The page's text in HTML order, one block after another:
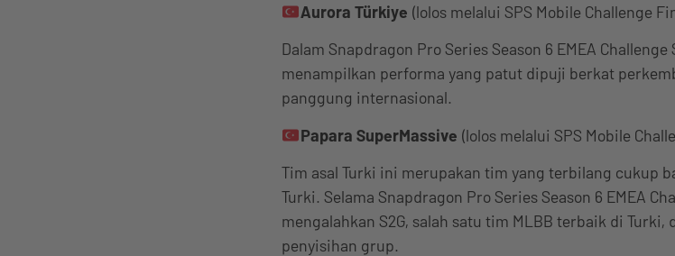
Aurora Türkiye (lolos melalui SPS Mobile Challenge
Dalam Snapdragon Pro Series Season 6 EMEA
menampilkan performa yang patut dipuji berkat
panggung internasional.
Papara SuperMassive (lolos melalui SPS Mobile
Tim asal Turki ini merupakan tim yang terbilang cukup
Turki. Selama Snapdragon Pro Series Season 6 EMEA
mengalahkan S2G, salah satu tim MLBB terbaik di
penyisihan grup.